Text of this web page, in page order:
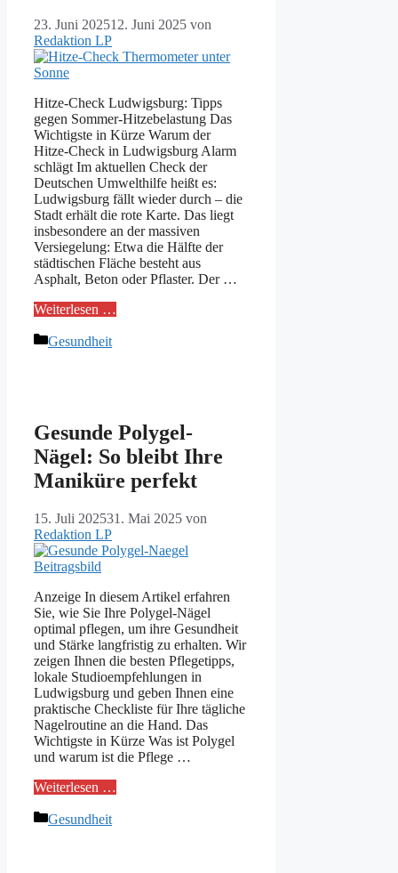
23. Juni 202512. Juni 2025 von
Redaktion LP
Hitze‑Check Ludwigsburg: Tipps
gegen Sommer‑Hitzebelastung Das
Wichtigste in Kürze Warum der
Hitze‑Check in Ludwigsburg Alarm
schlägt Im aktuellen Check der
Deutschen Umwelthilfe heißt es:
Ludwigsburg fällt wieder durch – die
Stadt erhält die rote Karte. Das liegt
insbesondere an der massiven
Versiegelung: Etwa die Hälfte der
städtischen Fläche besteht aus
Asphalt, Beton oder Pflaster. Der …
Weiterlesen …
Kategorien
Gesundheit
Gesunde Polygel-
Nägel: So bleibt Ihre
Maniküre perfekt
15. Juli 202531. Mai 2025 von
Redaktion LP
Anzeige In diesem Artikel erfahren
Sie, wie Sie Ihre Polygel-Nägel
optimal pflegen, um ihre Gesundheit
und Stärke langfristig zu erhalten. Wir
zeigen Ihnen die besten Pflegetipps,
lokale Studioempfehlungen in
Ludwigsburg und geben Ihnen eine
praktische Checkliste für Ihre tägliche
Nagelroutine an die Hand. Das
Wichtigste in Kürze Was ist Polygel
und warum ist die Pflege …
Weiterlesen …
Kategorien
Gesundheit